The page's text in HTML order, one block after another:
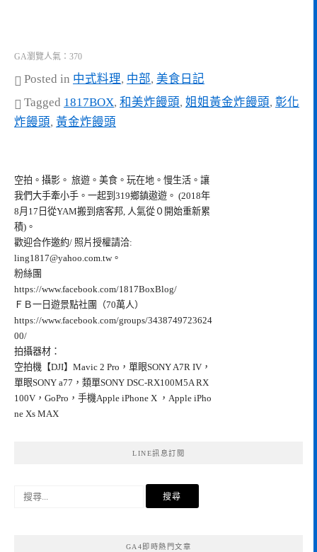
GA瀏覽人氣：370
Posted in 中式料理, 中部, 美食日記
Tagged 1817BOX, 和美炸饅頭, 姐姐黃金炸饅頭, 彰化
炸饅頭, 黃金炸饅頭
空拍。攝影。 旅遊。美食。玩在地。慢生活。讓
我們大手牽小手。一起到319鄉鎮遨遊。 (2018年
8月17日從YAM搬到痞客邦, 人氣從０開始重新累
積)。
歡迎合作邀約/ 照片授權請洽:
ling1817@yahoo.com.tw。
粉絲團
https://www.facebook.com/1817BoxBlog/
ＦＢ一日遊景點社團（70萬人）
https://www.facebook.com/groups/3438749723624
00/
拍攝器材：
空拍機【DJI】Mavic 2 Pro，單眼SONY A7R IV，
單眼SONY a77，類單SONY DSC-RX100M5A RX
100V，GoPro，手機Apple iPhone X ，Apple iPho
ne Xs MAX
LINE訊息訂閱
GA4即時熱門文章